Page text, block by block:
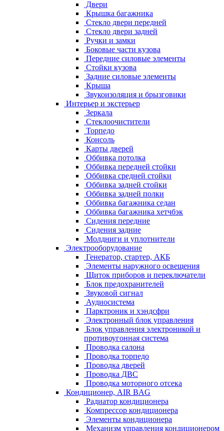
Двери
Крышка багажника
Стекло двери передней
Стекло двери задней
Ручки и замки
Боковые части кузова
Передние силовые элементы
Стойки кузова
Задние силовые элементы
Крыша
Звукоизоляция и брызговики
Интерьер и экстерьер
Зеркала
Стеклоочистители
Торпедо
Консоль
Карты дверей
Оббивка потолка
Оббивка передней стойки
Оббивка средней стойки
Оббивка задней стойки
Оббивка задней полки
Оббивка багажника седан
Оббивка багажника хетчбэк
Сидения передние
Сидения задние
Молдниги и уплотнители
Электрооборудование
Генератор, стартер, АКБ
Элементы наружного освещения
Щиток приборов и переключатели
Блок предохранителей
Звуковой сигнал
Аудиосистема
Парктроник и хэндсфри
Электронный блок управления
Блок управления электроникой и
противоугонная система
Проводка салона
Проводка торпедо
Проводка дверей
Проводка ДВС
Проводка моторного отсека
Кондиционер, AIR BAG
Радиатор кондиционера
Компрессор кондиционера
Элементы кондиционера
Механизм управления кондиционером